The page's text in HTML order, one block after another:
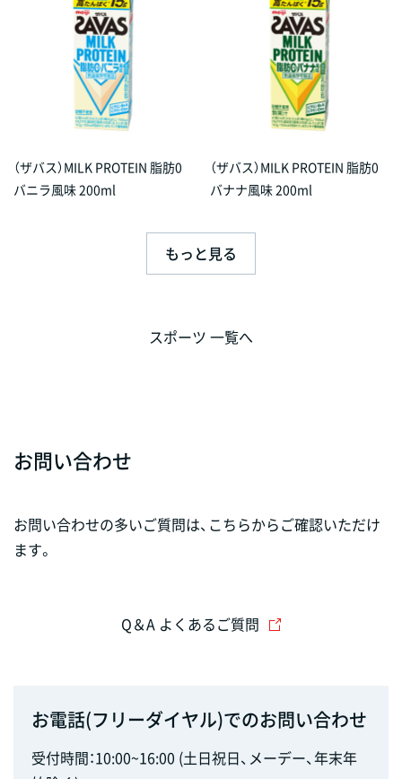
（ザバス）MILK PROTEIN 脂肪0
バニラ風味 200ml
（ザバス）MILK PROTEIN 脂肪0
バナナ風味 200ml
もっと見る
スポーツ 一覧へ
お問い合わせ
お問い合わせの多いご質問は、こちらからご確認いただけ
ます。
Q＆A よくあるご質問
お電話(フリーダイヤル)でのお問い合わせ
受付時間：10:00~16:00 (土日祝日、メーデー、年末年